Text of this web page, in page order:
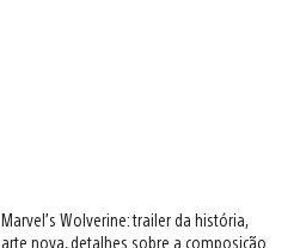
Marvel’s Wolverine: trailer da história,
arte nova, detalhes sobre a composição